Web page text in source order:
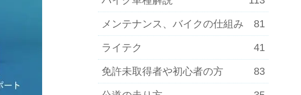
メンテナンス、バイクの仕組み 81
ライテク 41
免許未取得者や初心者の方 83